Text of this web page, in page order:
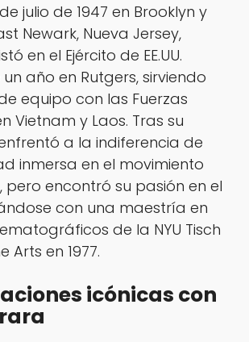
julio de 1947 en Brooklyn y
Newark, Nueva Jersey,
en el Ejército de EE.UU.
año en Rutgers, sirviendo
equipo con las Fuerzas
Vietnam y Laos. Tras su
a la indiferencia de
inmersa en el movimiento
encontró su pasión en el
con una maestría en
de la NYU Tisch
Arts en 1977.
icónicas con